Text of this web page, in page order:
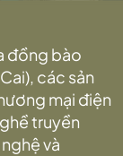
đồng bào
các sản
mại điện
truyền
và